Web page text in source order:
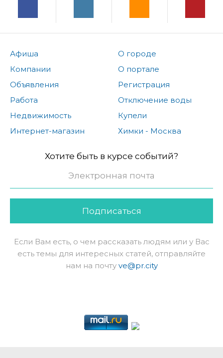
Афиша
Компании
Объявления
Работа
Недвижимость
Интернет-магазин
О городе
О портале
Регистрация
Отключение воды
Купели
Химки - Москва
Хотите быть в курсе событий?
Подписаться
Если Вам есть, о чем рассказать людям или у Вас
есть темы для интересных статей, отправляйте
нам на почту ve@pr.city